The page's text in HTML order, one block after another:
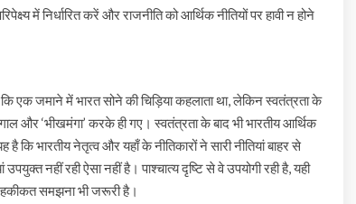
में निर्धारित करें और राजनीति को आर्थिक नीतियों पर हावी न होने
कि एक जमाने में भारत सोने की चिड़िया कहलाता था, लेकिन स्वतंत्रता के
‘भीखमंगा’ करके ही गए। स्वतंत्रता के बाद भी भारतीय आर्थिक
कि भारतीय नेतृत्व और यहाँ के नीतिकारों ने सारी नीतियां बाहर से
नहीं रही ऐसा नहीं है। पाश्चात्य दृष्टि से वे उपयोगी रही है, यही
समझना भी जरूरी है।